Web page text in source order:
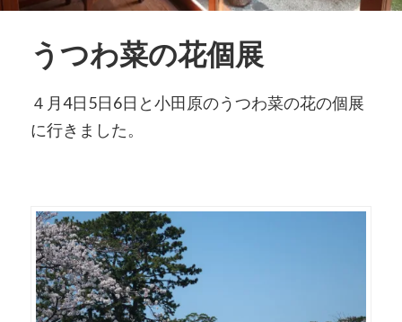
うつわ菜の花個展
４月4日5日6日と小田原のうつわ菜の花の個展
に行きました。